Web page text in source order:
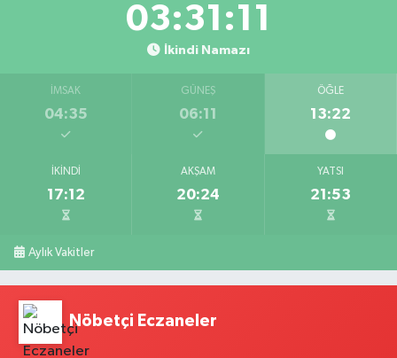
03:31:10
İkindi Namazı
İMSAK
04:35
GÜNEŞ
06:11
ÖĞLE
13:22
İKINDI
17:12
AKŞAM
20:24
YATSI
21:53
Aylık Vakitler
Nöbetçi Eczaneler